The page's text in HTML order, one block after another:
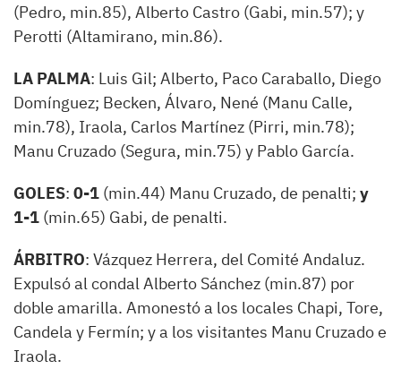
(Pedro, min.85), Alberto Castro (Gabi, min.57); y
Perotti (Altamirano, min.86).
LA PALMA: Luis Gil; Alberto, Paco Caraballo, Diego
Domínguez; Becken, Álvaro, Nené (Manu Calle,
min.78), Iraola, Carlos Martínez (Pirri, min.78);
Manu Cruzado (Segura, min.75) y Pablo García.
GOLES: 0-1 (min.44) Manu Cruzado, de penalti; y
1-1 (min.65) Gabi, de penalti.
ÁRBITRO: Vázquez Herrera, del Comité Andaluz.
Expulsó al condal Alberto Sánchez (min.87) por
doble amarilla. Amonestó a los locales Chapi, Tore,
Candela y Fermín; y a los visitantes Manu Cruzado e
Iraola.